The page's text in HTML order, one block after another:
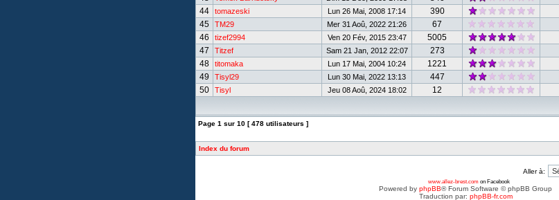
44
tomazeski Lun 26 Mai, 2008 17:14 390
45
TM29 Mer 31 Aoû, 2022 21:26 67
46
tizef2994 Ven 20 Fév, 2015 23:47 5005
47
Titzef Sam 21 Jan, 2012 22:07 273
48
titomaka Lun 17 Mai, 2004 10:24 1221
49
Tisyl29 Lun 30 Mai, 2022 13:13 447
50
Tisyl Jeu 08 Aoû, 2024 18:02 12
Page 1 sur 10 [ 478 utilisateurs ]
Index du forum
Aller à:
www.allez-brest.com on Facebook
Powered by phpBB® Forum Software © phpBB Group
Traduction par: phpBB-fr.com